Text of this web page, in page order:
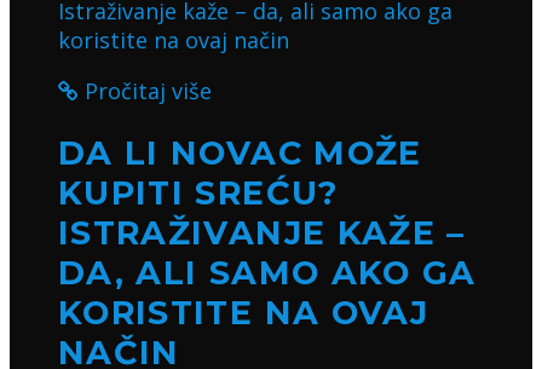
Pročitaj više
DA LI NOVAC MOŽE
KUPITI SREĆU?
ISTRAŽIVANJE KAŽE –
DA, ALI SAMO AKO GA
KORISTITE NA OVAJ
NAČIN